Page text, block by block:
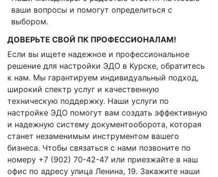
ваши вопросы и помогут определиться с
выбором.
ДОВЕРЬТЕ СВОЙ ПК ПРОФЕССИОНАЛАМ!
Если вы ищете надежное и профессиональное
решение для настройки ЭДО в Курске, обратитесь
к нам. Мы гарантируем индивидуальный подход,
широкий спектр услуг и качественную
техническую поддержку. Наши услуги по
настройке ЭДО помогут вам создать эффективную
и надежную систему документооборота, которая
станет незаменимым инструментом вашего
бизнеса. Чтобы связаться с нами позвоните по
номеру +7 (902) 70-42-47 или приезжайте в наш
офис по адресу улица Ленина, 19. Закажите наши